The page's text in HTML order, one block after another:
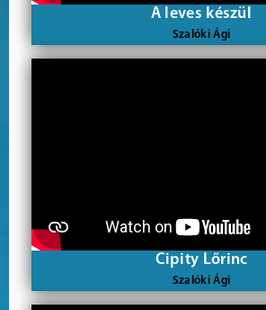
A leves készül
Szalóki Ági
Cipity Lőrinc
Szalóki Ági